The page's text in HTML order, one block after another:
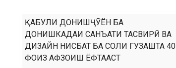
ҚАБУЛИ ДОНИШҶӮЁН БА
ДОНИШКАДАИ САНЪАТИ ТАСВИРӢ ВА
ДИЗАЙН НИСБАТ БА СОЛИ ГУЗАШТА 40
ФОИЗ АФЗОИШ ЁФТААСТ